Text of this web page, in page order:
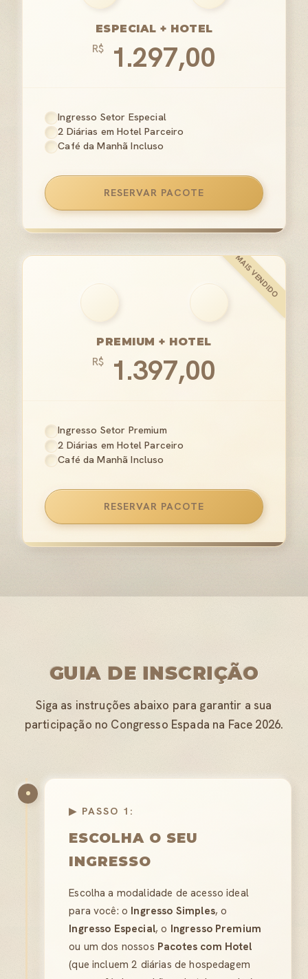
ESPECIAL + HOTEL
R$ 1.297,00
Ingresso Setor Especial
2 Diárias em Hotel Parceiro
Café da Manhã Incluso
RESERVAR PACOTE
PREMIUM + HOTEL
R$ 1.397,00
Ingresso Setor Premium
2 Diárias em Hotel Parceiro
Café da Manhã Incluso
RESERVAR PACOTE
GUIA DE INSCRIÇÃO
Siga as instruções abaixo para garantir a sua
participação no Congresso Espada na Face 2026.
▶ PASSO 1:
ESCOLHA O SEU
INGRESSO
Escolha a modalidade de acesso ideal
para você: o Ingresso Simples, o
Ingresso Especial, o Ingresso Premium
ou um dos nossos Pacotes com Hotel
(que incluem 2 diárias de hospedagem